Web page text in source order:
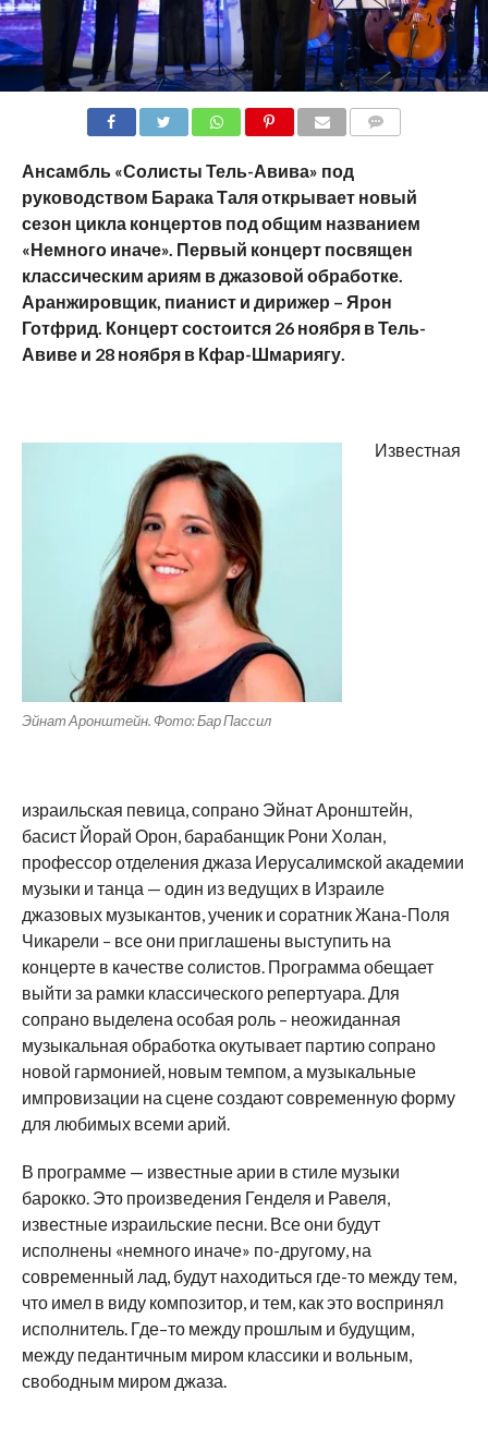
Ансамбль «Солисты Тель-Авива» под
руководством Барака Таля открывает новый
сезон цикла концертов под общим названием
«Немного иначе». Первый концерт посвящен
классическим ариям в джазовой обработке.
Аранжировщик, пианист и дирижер – Ярон
Готфрид. Концерт состоится 26 ноября в Тель-
Авиве и 28 ноября в Кфар-Шмариягу.
Эйнат Аронштейн. Фото: Бар Пассил
Известная
израильская певица, сопрано Эйнат Аронштейн,
басист Йорай Орон, барабанщик Рони Холан,
профессор отделения джаза Иерусалимской академии
музыки и танца — один из ведущих в Израиле
джазовых музыкантов, ученик и соратник Жана-Поля
Чикарели – все они приглашены выступить на
концерте в качестве солистов. Программа обещает
выйти за рамки классического репертуара. Для
сопрано выделена особая роль – неожиданная
музыкальная обработка окутывает партию сопрано
новой гармонией, новым темпом, а музыкальные
импровизации на сцене создают современную форму
для любимых всеми арий.
В программе — известные арии в стиле музыки
барокко. Это произведения Генделя и Равеля,
известные израильские песни. Все они будут
исполнены «немного иначе» по-другому, на
современный лад, будут находиться где-то между тем,
что имел в виду композитор, и тем, как это воспринял
исполнитель. Где–то между прошлым и будущим,
между педантичным миром классики и вольным,
свободным миром джаза.